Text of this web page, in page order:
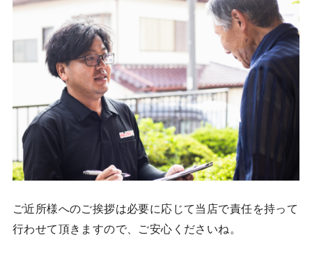
ご近所様へのご挨拶は必要に応じて当店で責任を持って
行わせて頂きますので、ご安心くださいね。